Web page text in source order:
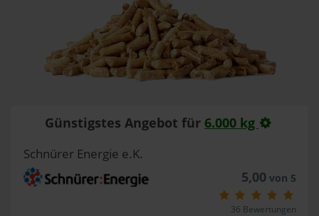
Günstigstes Angebot für 6.000 kg
Schnürer Energie e.K.
5,00 von 5
36 Bewertungen